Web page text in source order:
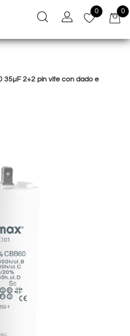
0 0
35µF 2+2 pin vite con dado e